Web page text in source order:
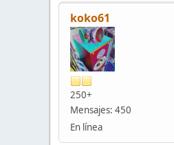
koko61
250+
Mensajes: 450
En línea